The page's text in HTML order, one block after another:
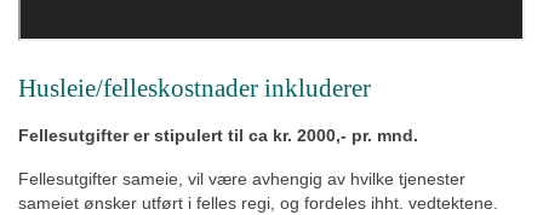
Husleie/felleskostnader inkluderer
Fellesutgifter er stipulert til ca kr. 2000,- pr. mnd.
Fellesutgifter sameie, vil være avhengig av hvilke tjenester
sameiet ønsker utført i felles regi, og fordeles ihht. vedtektene.